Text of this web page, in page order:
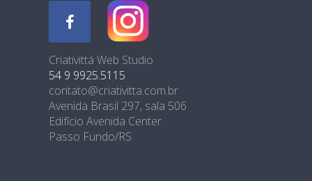
Criativittá Web Studio
54 9 9925.5115
contato@criativitta.com.br
Avenida Brasil 297, sala 506
Edifício Avenida Center.
Passo Fundo/RS